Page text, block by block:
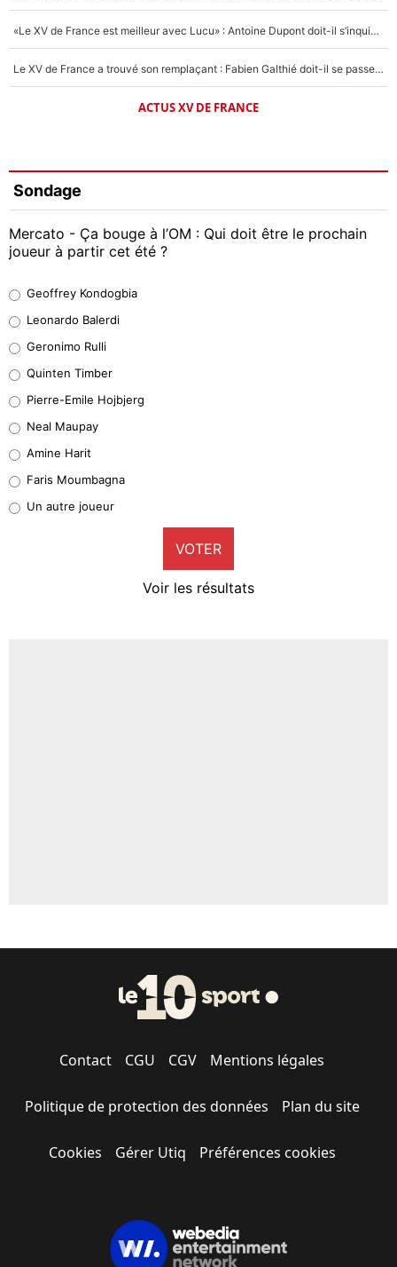
«Le XV de France est meilleur avec Lucu» : Antoine Dupont doit-il s’inquiéter pour sa place ?
Le XV de France a trouvé son remplaçant : Fabien Galthié doit-il se passer d'Antoine Dupont ?
ACTUS XV DE FRANCE
Sondage
Mercato - Ça bouge à l’OM : Qui doit être le prochain
joueur à partir cet été ?
38%
32%
4%
1%
9%
Geoffrey Kondogbia
Leonardo Balerdi
Geronimo Rulli
Quinten Timber
Pierre-Emile Hojbjerg
Neal Maupay
Amine Harit
Faris Moumbagna
Un autre joueur
VOTER
Voir les résultats
Contact CGU CGV Mentions légales
Politique de protection des données Plan du site
Cookies Gérer Utiq Préférences cookies